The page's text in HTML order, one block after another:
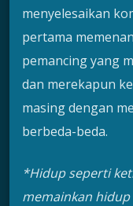
menyelesaikan
pertama
pemancing yang
dan merekapun
masing dengan
berbeda-beda.
*Hidup seperti
memainkan